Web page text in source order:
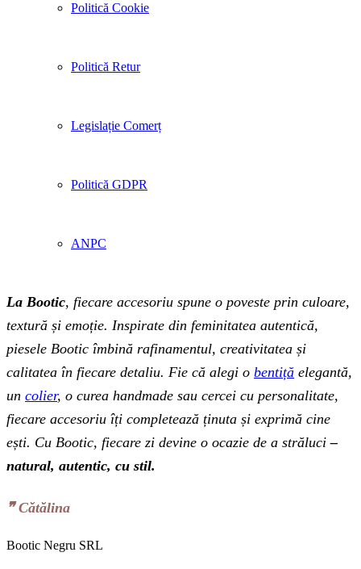
Politică Cookie
Politică Retur
Legislație Comerț
Politică GDPR
ANPC
La Bootic, fiecare accesoriu spune o poveste prin culoare,
textură și emoție. Inspirate din feminitatea autentică,
piesele Bootic îmbină rafinamentul, creativitatea și
calitatea în fiecare detaliu. Fie că alegi o bentiță elegantă,
un colier, o curea handmade sau cercei cu personalitate,
fiecare accesoriu îți completează ținuta și exprimă cine
ești. Cu Bootic, fiecare zi devine o ocazie de a străluci –
natural, autentic, cu stil.
❞‬ Cătălina
Bootic Negru SRL